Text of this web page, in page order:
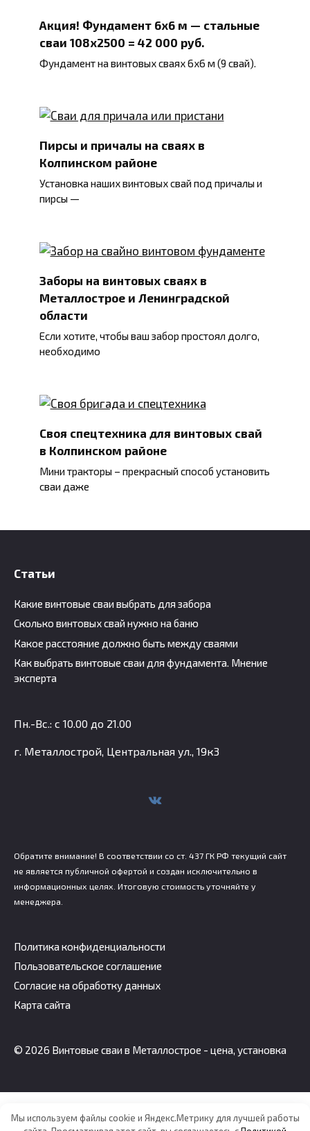
Акция! Фундамент 6х6 м — стальные
сваи 108х2500 = 42 000 руб.
Фундамент на винтовых сваях 6х6 м (9 свай).
Пирсы и причалы на сваях в
Колпинском районе
Установка наших винтовых свай под причалы и
пирсы —
Заборы на винтовых сваях в
Металлострое и Ленинградской
области
Если хотите, чтобы ваш забор простоял долго,
необходимо
Своя спецтехника для винтовых свай
в Колпинском районе
Мини тракторы – прекрасный способ установить
сваи даже
Статьи
Какие винтовые сваи выбрать для забора
Сколько винтовых свай нужно на баню
Какое расстояние должно быть между сваями
Как выбрать винтовые сваи для фундамента. Мнение
эксперта
Пн.-Вс.: с 10.00 до 21.00
г. Металлострой, Центральная ул., 19к3
Обратите внимание! В соответствии со ст. 437 ГК РФ текущий сайт
не является публичной офертой и создан исключительно в
информационных целях. Итоговую стоимость уточняйте у
менеджера.
Политика конфиденциальности
Пользовательское соглашение
Согласие на обработку данных
Карта сайта
© 2026 Винтовые сваи в Металлострое - цена, установка
Мы используем файлы cookie и Яндекс.Метрику для лучшей работы